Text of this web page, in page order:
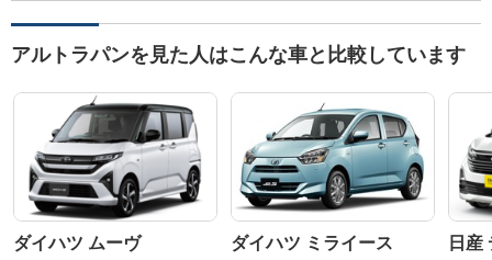
アルトラパンを見た人はこんな車と比較しています
ダイハツ ムーヴ ダイハツ ミライース 日産